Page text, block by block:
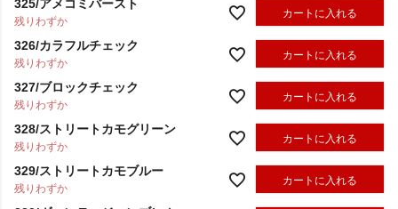
325/アメコミバースト
残りわずか
カートに入れる
326/カラフルチェック
残りわずか
カートに入れる
327/ブロックチェック
残りわずか
カートに入れる
328/ストリートカモグリーン
残りわずか
カートに入れる
329/ストリートカモブルー
残りわずか
カートに入れる